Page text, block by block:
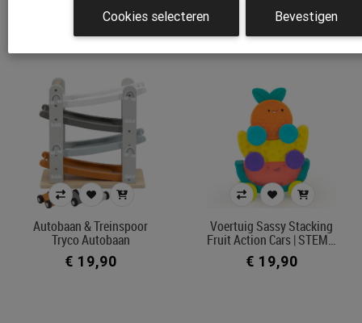
Autobaan & Treinspoor
Tryco Autobaan
€ 19,90
Voertuig Sassy Stacking
Fruit Action Cars | STEM…
€ 19,90
Cookies selecteren Bevestigen